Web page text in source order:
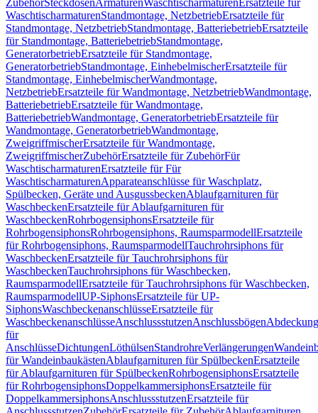
ZubehörSteckdosenArmaturenWaschtischarmaturen Ersatzteile für
WaschtischarmaturenStandmontage, NetzbetriebErsatzteile für
Standmontage, NetzbetriebStandmontage, BatteriebetriebErsatzteile
für Standmontage, BatteriebetriebStandmontage,
GeneratorbetriebErsatzteile für Standmontage,
GeneratorbetriebStandmontage, EinhebelmischerErsatzteile für
Standmontage, EinhebelmischerWandmontage,
NetzbetriebErsatzteile für Wandmontage, NetzbetriebWandmontage,
BatteriebetriebErsatzteile für Wandmontage,
BatteriebetriebWandmontage, GeneratorbetriebErsatzteile für
Wandmontage, GeneratorbetriebWandmontage,
ZweigriffmischerErsatzteile für Wandmontage,
ZweigriffmischerZubehörErsatzteile für ZubehörFür
WaschtischarmaturenErsatzteile für Für
WaschtischarmaturenApparateanschlüsse für Waschplatz,
Spülbecken, Geräte und AusgussbeckenAblaufgarnituren für
WaschbeckenErsatzteile für Ablaufgarnituren für
WaschbeckenRohrbogensiphonsErsatzteile für
RohrbogensiphonsRohrbogensiphons, RaumsparmodellErsatzteile
für Rohrbogensiphons, RaumsparmodellTauchrohrsiphons für
WaschbeckenErsatzteile für Tauchrohrsiphons für
WaschbeckenTauchrohrsiphons für Waschbecken,
RaumsparmodellErsatzteile für Tauchrohrsiphons für Waschbecken,
RaumsparmodellUP-SiphonsErsatzteile für UP-
SiphonsWaschbeckenanschlüsseErsatzteile für
WaschbeckenanschlüsseAnschlussstutzenAnschlussbögen
für
AnschlüsseDichtungenLöthülsenStandrohreVerlängerungen
für WandeinbaukästenAblaufgarnituren für SpülbeckenErsatzteile
für Ablaufgarnituren für SpülbeckenRohrbogensiphonsErsatzteile
für RohrbogensiphonsDoppelkammersiphonsErsatzteile für
DoppelkammersiphonsAnschlussstutzenErsatzteile für